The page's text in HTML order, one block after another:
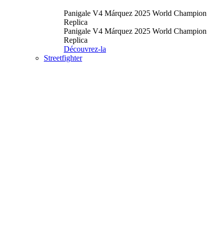
Panigale V4 Márquez 2025 World Champion
Replica
Panigale V4 Márquez 2025 World Champion
Replica
Découvrez-la
Streetfighter